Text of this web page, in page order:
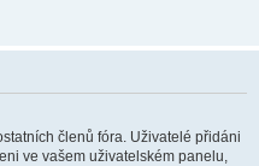
členů fóra. Uživatelé přidáni
ve vašem uživatelském panelu,